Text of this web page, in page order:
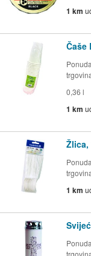
1 km
Čaše
0,36 l
1 km
Žlica,
1 km